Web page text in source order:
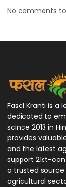
No comments
Fasal Kranti is a
dedicated to
scince 2013 in
provides
and the latest
support 21st-
a trusted
agricultural